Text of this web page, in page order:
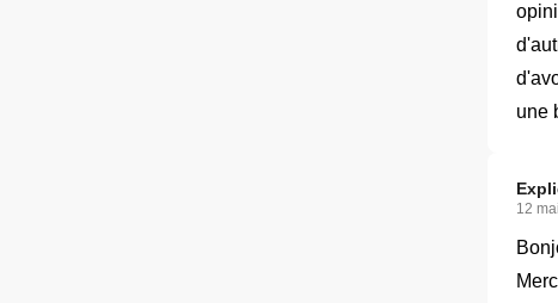
une
12